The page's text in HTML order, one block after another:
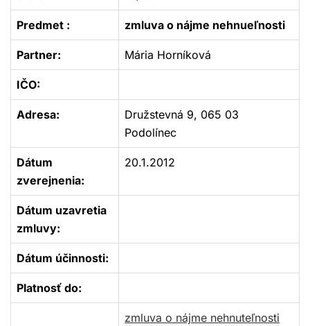
Predmet : zmluva o nájme nehnueľnosti
Partner: Mária Horníková
IČO:
Adresa:
Družstevná 9, 065 03
Podolínec
Dátum
zverejnenia:
20.1.2012
Dátum uzavretia
zmluvy:
Dátum účinnosti:
Platnosť do:
zmluva o nájme nehnuteľnosti